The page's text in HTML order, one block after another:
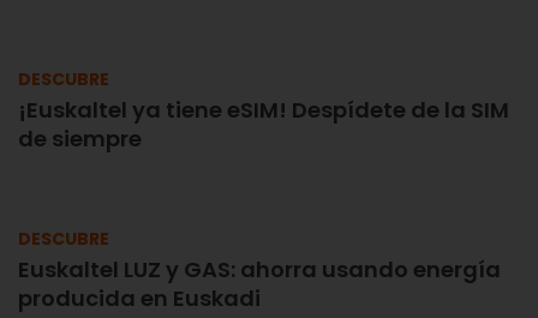
DESCUBRE
¡Euskaltel ya tiene eSIM! Despídete de la SIM
de siempre
DESCUBRE
Euskaltel LUZ y GAS: ahorra usando energía
producida en Euskadi